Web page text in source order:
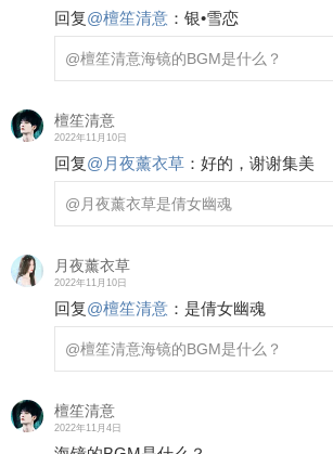
回复@檀笙清意 ： 银•雪恋
@檀笙清意海镜的BGM是什么？
檀笙清意
2022年11月10日
回复@ 月夜薰衣草 ： 好的，谢谢集美
@月夜薰衣草是倩女幽魂
月夜薰衣草
2022年11月10日
回复@檀笙清意 ： 是倩女幽魂
@檀笙清意海镜的BGM是什么？
檀笙清意
2022年11月4日